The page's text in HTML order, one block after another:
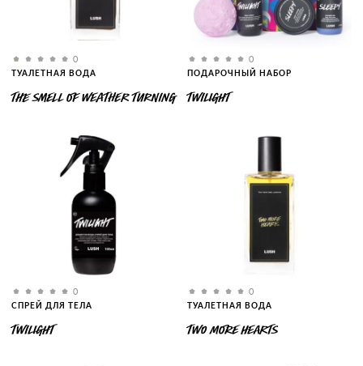
0
ТУАЛЕТНАЯ ВОДА
THE SMELL OF WEATHER TURNING
0
ПОДАРОЧНЫЙ НАБОР
TWILIGHT
0
СПРЕЙ ДЛЯ ТЕЛА
TWILIGHT
0
ТУАЛЕТНАЯ ВОДА
TWO MORE HEARTS